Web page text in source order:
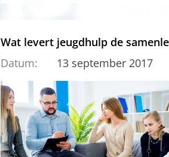
Wat levert jeugdhulp de
Datum:
13 september 2017